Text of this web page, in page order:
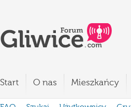
Start O nas Mieszkańcy